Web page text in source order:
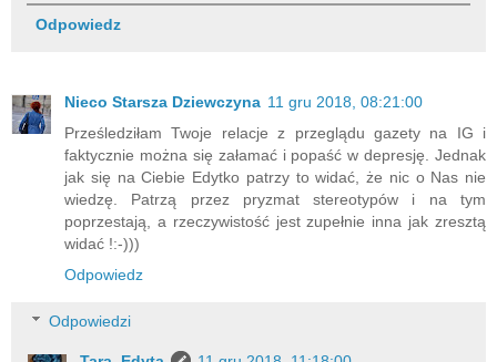
Odpowiedz
Nieco Starsza Dziewczyna 11 gru 2018, 08:21:00
Prześledziłam Twoje relacje z przeglądu gazety na IG i
faktycznie można się załamać i popaść w depresję. Jednak
jak się na Ciebie Edytko patrzy to widać, że nic o Nas nie
wiedzę. Patrzą przez pryzmat stereotypów i na tym
poprzestają, a rzeczywistość jest zupełnie inna jak zresztą
widać !:-)))
Odpowiedz
Odpowiedzi